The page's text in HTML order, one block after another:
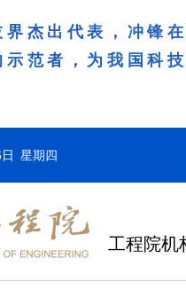
杰出代表，冲锋
示范者，为我国科
星期四
工程院机